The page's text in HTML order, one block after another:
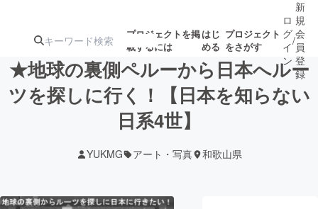
プロジェクトを掲
載するには
はじ
める
プロジェクト
をさがす
注目の新着プロ募集終了が近いプ
ロ
グ
イ
ン
/
新
規
会
員
登
録
★地球の裏側ペルーから日本へルー
ツを探しに行く！【日本を知らない
日系4世】
YUKMG アート・写真 和歌山県